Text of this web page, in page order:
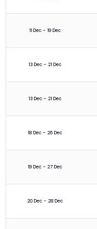
11 Dec - 19 Dec
13 Dec - 21 Dec
13 Dec - 21 Dec
18 Dec - 26 Dec
19 Dec - 27 Dec
20 Dec - 28 Dec